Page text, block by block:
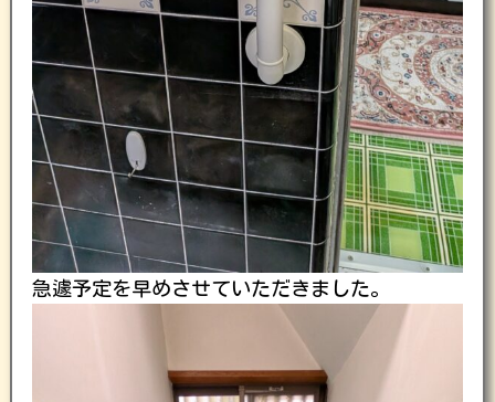
急遽予定を早めさせていただきました。